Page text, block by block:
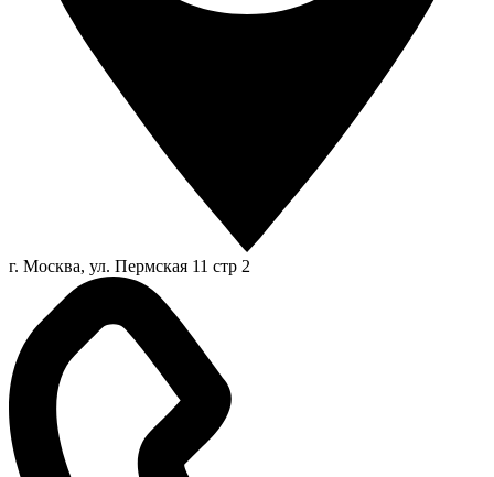
г. Москва, ул. Пермская 11 стр 2